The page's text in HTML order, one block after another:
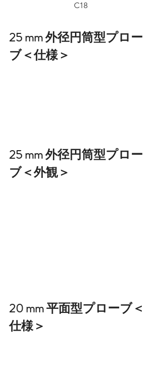
C18
25 mm 外径円筒型プロー
ブ＜仕様＞
25 mm 外径円筒型プロー
ブ＜外観＞
20 mm 平面型プローブ＜
仕様＞